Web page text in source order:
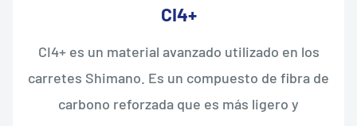
CI4+
CI4+ es un material avanzado utilizado en los
carretes Shimano. Es un compuesto de fibra de
carbono reforzada que es más ligero y